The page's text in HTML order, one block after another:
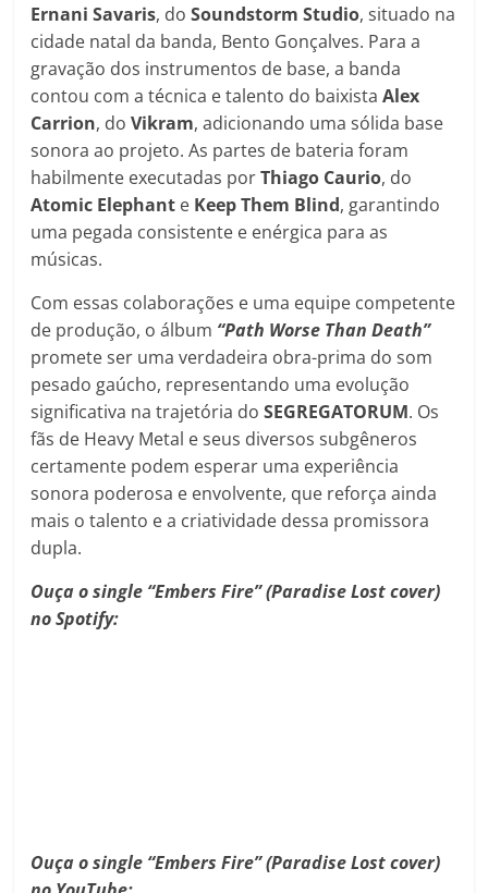
Ernani Savaris, doSoundstorm Studio, situado na
cidade natal da banda, Bento Gonçalves. Para a
gravação dos instrumentos de base, a banda
contou com a técnica e talento do baixistaAlex
Carrion, doVikram, adicionando uma sólida base
sonora ao projeto. As partes de bateria foram
habilmente executadas porThiago Caurio, do
Atomic Elephant e Keep Them Blind, garantindo
uma pegada consistente e enérgica para as
músicas.
Com essas colaborações e uma equipe competente
de produção, o álbum “Path Worse Than Death”
promete ser uma verdadeira obra-prima do som
pesado gaúcho, representando uma evolução
significativa na trajetória doSEGREGATORUM. Os
fãs de Heavy Metal e seus diversos subgêneros
certamente podem esperar uma experiência
sonora poderosa e envolvente, que reforça ainda
mais o talento e a criatividade dessa promissora
dupla.
Ouça o single “Embers Fire” (Paradise Lost cover)
no Spotify:
Ouça o single “Embers Fire” (Paradise Lost cover)